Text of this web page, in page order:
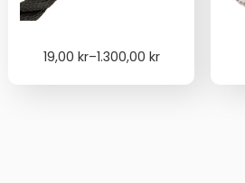
19,00 kr–1.300,00 kr
Price